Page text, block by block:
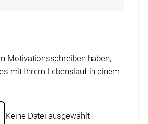
Motivationsschreiben haben,
mit Ihrem Lebenslauf in einem
Keine Datei ausgewählt